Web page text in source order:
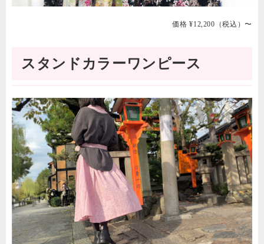
価格 ¥12,200（税込）〜
スタンドカラーワンピース